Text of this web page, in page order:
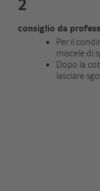
2
consiglio da
Per il
miscele di
Dopo la
lasciare